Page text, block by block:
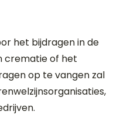
het bijdragen in de
crematie of het
op te vangen zal